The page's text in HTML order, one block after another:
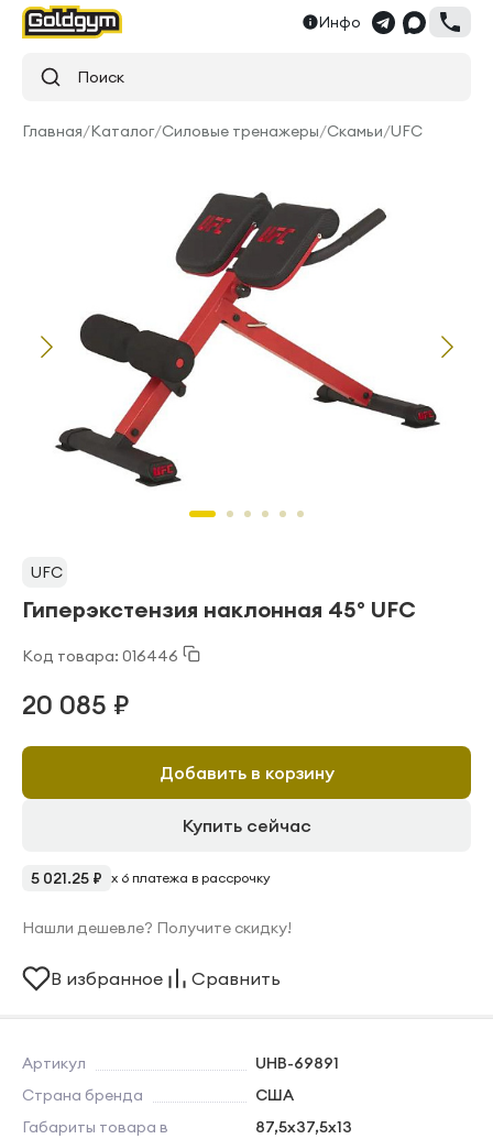
Инфо
Поиск
Главная/Каталог/Силовые тренажеры/Скамьи/UFC
UFC
Гиперэкстензия наклонная 45° UFC
Код товара: 016446
Артикул
UHB-69891
Страна бренда
США
Габариты товара в
87,5х37,5х13
20 085 ₽
Добавить в корзину
Купить сейчас
5 021.25 ₽ x 6 платежа в рассрочку
Нашли дешевле? Получите скидку!
В избранное Сравнить